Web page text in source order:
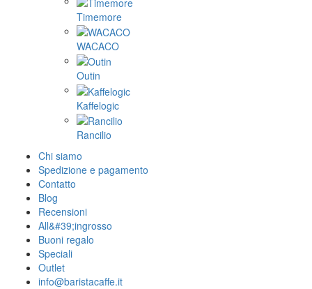
Timemore
WACACO
Outin
Kaffelogic
Rancilio
Chi siamo
Spedizione e pagamento
Contatto
Blog
Recensioni
All&#39;ingrosso
Buoni regalo
Speciali
Outlet
info@baristacaffe.it